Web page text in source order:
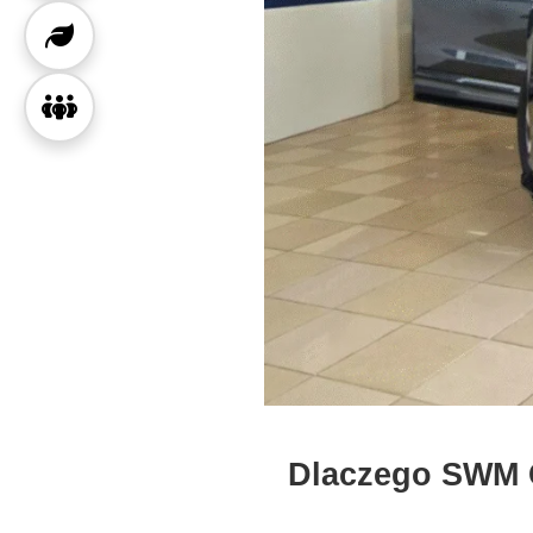
Dlaczego SWM